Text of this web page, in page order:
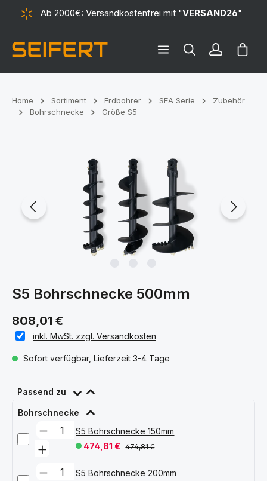
springenAb 2000€: Versandkostenfrei mit "VERSAND26"
Home Sortiment Erdbohrer SEA Serie
Zubehör
Bohrschnecke
Größe S5
S5 Bohrschnecke 500mm
808,01 €
inkl. MwSt. zzgl. Versandkosten
Sofort verfügbar, Lieferzeit 3-4 Tage
Passend zu
Bohrschnecke
S5 Bohrschnecke 150mm
474,81 €
474,81 €
S5 Bohrschnecke 200mm